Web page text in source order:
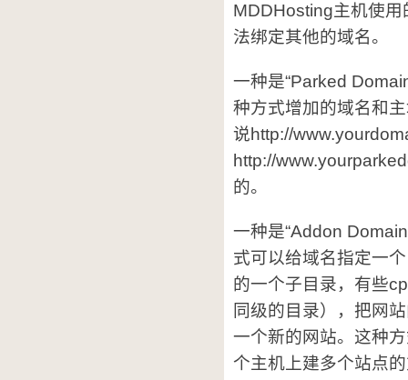
MDDHosting主机使
法绑定其他的域名。
一种是“Parked
种方式增加的域名和
说http://
http://
的。
一种是“Addon
式可以给域名指定一
的一个子目录，有些
同级的目录），把网
一个新的网站。这种
个主机上建多个站点